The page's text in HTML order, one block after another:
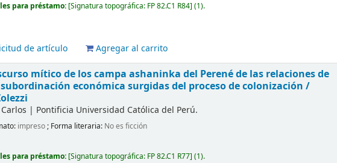
para préstamo: Signatura topográfica: FP 82.C1 R84 (1).
de artículo
Agregar al carrito
mítico de los campa ashaninka del Perené de las relaciones de
económica surgidas del proceso de colonización /
| Pontificia Universidad Católica del Perú.
impreso; Forma literaria: No es ficción
para préstamo: Signatura topográfica: FP 82.C1 R77 (1).